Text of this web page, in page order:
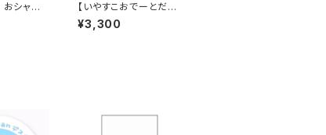
シャネ
サーモス
400ml
【いやすこおでーとだっ
ちゃだれ～♡】ワンポイ
ントTシャツ／白
¥3,300